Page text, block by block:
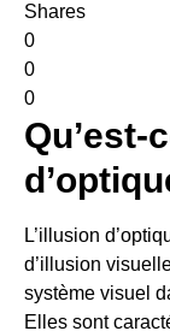
Shares
0
0
0
Qu’est-
L’illusion
d’illusion
système visuel
Elles sont